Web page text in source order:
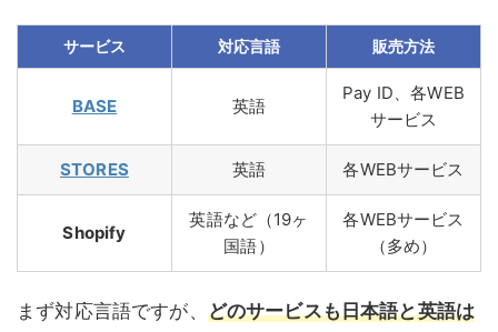
サービス 対応言語 販売方法
BASE 英語
Pay ID、各WEB
サービス
STORES 英語 各WEBサービス
Shopify
英語など（19ヶ
国語）
各WEBサービス
（多め）
まず対応言語ですが、 どのサービスも日本語と英語は